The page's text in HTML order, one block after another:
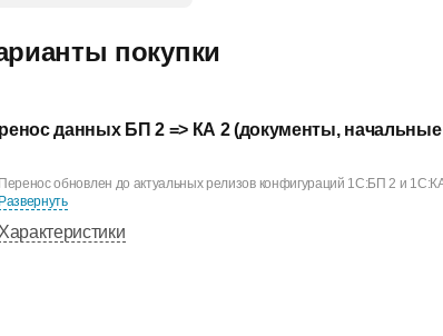
покупки
данных БП 2 => КА 2 (документы, начальные
Перенос обновлен до актуальных релизов конфигураций 1С:БП 2 и
Развернуть
Характеристики